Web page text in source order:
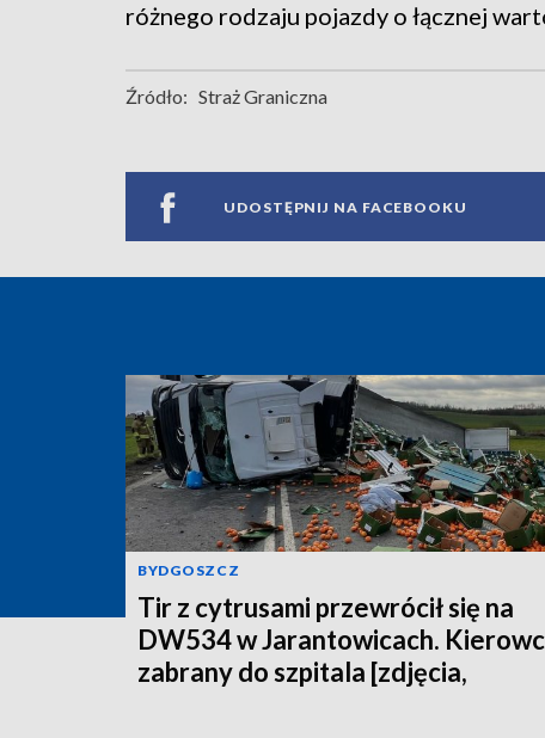
różnego rodzaju pojazdy o łącznej
Źródło: Straż Graniczna
UDOSTĘPNIJ NA FACEBOOKU
BYDGOSZCZ
Tir z cytrusami przewrócił się na
DW534 w Jarantowicach.
zabrany do szpitala [zdjęcia,